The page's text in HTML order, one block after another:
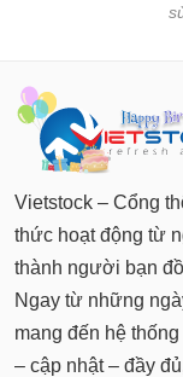
Vietstock – Cổng
thức hoạt động từ
thành người bạn
Ngay từ những
mang đến hệ
– cập nhật – đầy